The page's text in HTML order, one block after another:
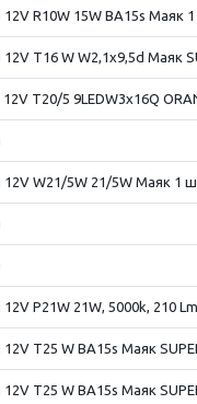
R10W 15W BA15s Маяк
T16 W W2,1x9,5d Маяк
T20/5 9LEDW3x16Q
W21/5W 21/5W Маяк 1
P21W 21W, 5000k, 210
T25 W BA15s Маяк
T25 W BA15s Маяк